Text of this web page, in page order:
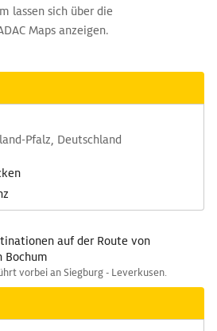
lassen sich über die
Maps anzeigen.
Pfalz, Deutschland
auf der Route von
Bochum
vorbei an Siegburg - Leverkusen.